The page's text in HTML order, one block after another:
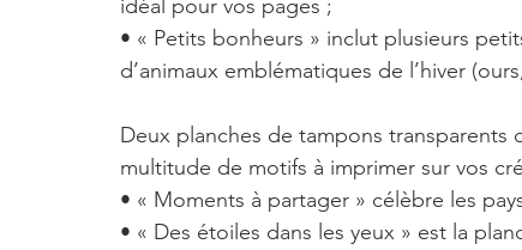
idéal pour vos pages ;
• « Petits bonheurs » inclut plusieurs
d’animaux emblématiques de l’hiver
Deux planches de tampons transparents
multitude de motifs à imprimer sur vos
• « Moments à partager » célèbre les
• « Des étoiles dans les yeux » est la